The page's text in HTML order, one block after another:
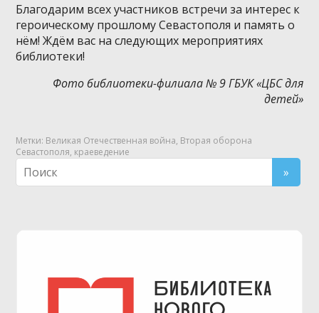
Благодарим всех участников встречи за интерес к
героическому прошлому Севастополя и память о
нём! Ждём вас на следующих мероприятиях
библиотеки!
Фото библиотеки-филиала № 9 ГБУК «ЦБС для
детей»
Метки: Великая Отечественная война, Вторая оборона
Севастополя, краеведение